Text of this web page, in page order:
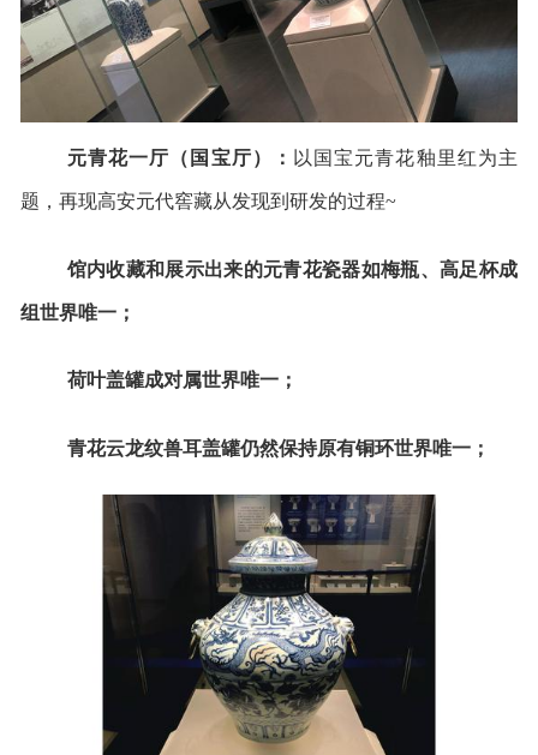
元青花一厅（国宝厅）： 以国宝元青花釉里红为主
题，再现高安元代窖藏从发现到研发的过程~
馆内收藏和展示出来的元青花瓷器如梅瓶、高足杯成
组世界唯一；
荷叶盖罐成对属世界唯一；
青花云龙纹兽耳盖罐仍然保持原有铜环世界唯一；